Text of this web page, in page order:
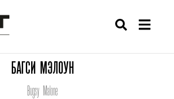
БАГСИ МЭЛОУН
Bugsy Malone